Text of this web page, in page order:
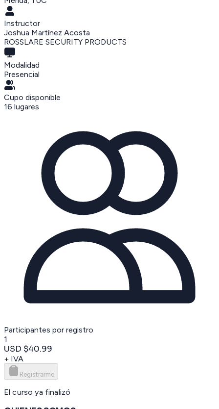
Instructor
Joshua Martínez Acosta
ROSSLARE SECURITY PRODUCTS
Modalidad
Presencial
Cupo disponible
16 lugares
Participantes por registro
1
USD $40.99
+ IVA
Registrarme
El curso ya finalizó